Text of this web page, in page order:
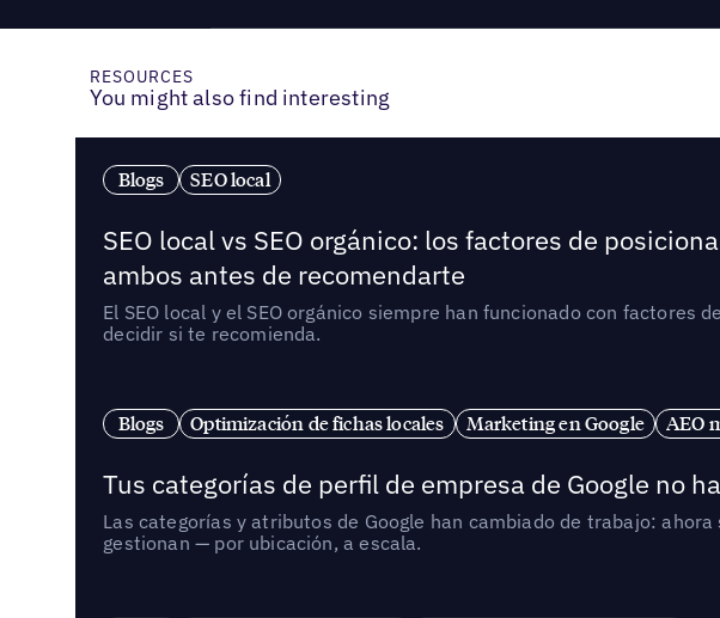
RESOURCES
You might also find interesting
Blogs SEO local
SEO local vs SEO orgánico: los factores de
ambos antes de recomendarte
El SEO local y el SEO orgánico siempre han funcionado con
decidir si te recomienda.
Blogs Optimización de fichas locales Marketing en Google AEO
Tus categorías de perfil de empresa de Google no
Las categorías y atributos de Google han cambiado de trabajo:
gestionan — por ubicación, a escala.